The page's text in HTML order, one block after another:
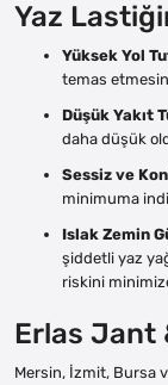
Yaz
Yüksek Yol
temas
Düşük Yakıt
daha düşük
Sessiz ve
minimuma
Islak Zemin
şiddetli yaz
riskini
Erlas Jant
Mersin, İzmit, Bursa